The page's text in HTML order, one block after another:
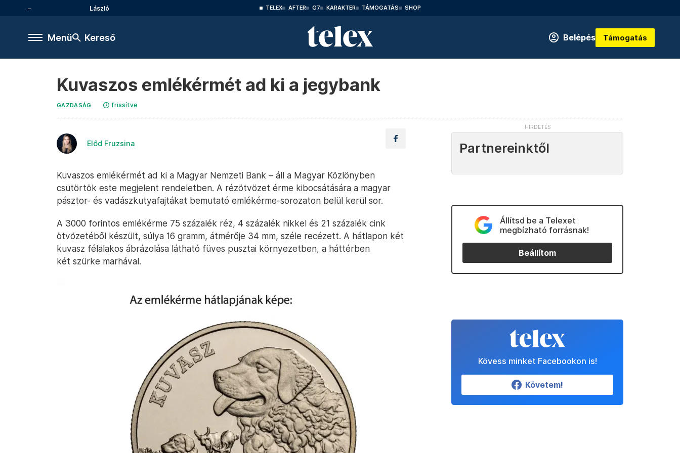
László TELEX AFTER G7 KARAKTER TÁMOGATÁS SHOP
Menü Kereső Belépés Támogatás
Kuvaszos emlékérmét ad ki a jegybank
GAZDASÁG frissítve
Előd Fruzsina
Kuvaszos emlékérmét ad ki a Magyar Nemzeti Bank – áll a Magyar Közlönyben
csütörtök este megjelent rendeletben. A rézötvözet érme kibocsátására a magyar
pásztor- és vadászkutyafajtákat bemutató emlékérme-sorozaton belül kerül sor.
A 3000 forintos emlékérme 75 százalék réz, 4 százalék nikkel és 21 százalék cink
ötvözetéből készült, súlya 16 gramm, átmérője 34 mm, széle recézett. A hátlapon két
kuvasz félalakos ábrázolása látható füves pusztai környezetben, a háttérben
két szürke marhával.
Partnereinktől
Állítsd be a Telexet
megbízható forrásnak!
Beállítom
Kövess minket Facebookon is!
Követem!